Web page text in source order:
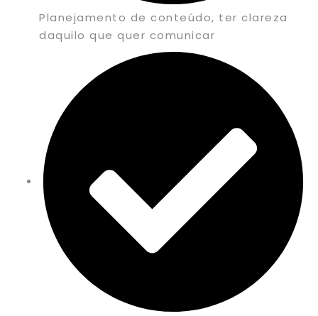
Planejamento de conteúdo, ter clareza
daquilo que quer comunicar